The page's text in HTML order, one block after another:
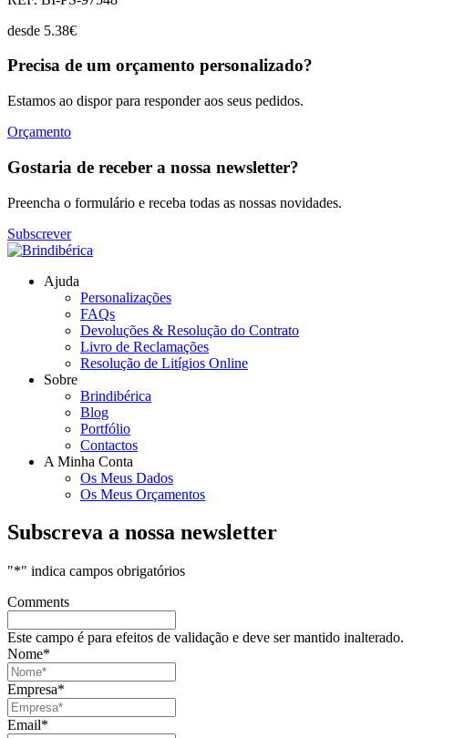
desde 5.38€
Precisa de um orçamento personalizado?
Estamos ao dispor para responder aos seus pedidos.
Orçamento
Gostaria de receber a nossa newsletter?
Preencha o formulário e receba todas as nossas novidades.
Subscrever
Ajuda
Personalizações
FAQs
Devoluções & Resolução do Contrato
Livro de Reclamações
Resolução de Litígios Online
Sobre
Brindibérica
Blog
Portfólio
Contactos
A Minha Conta
Os Meus Dados
Os Meus Orçamentos
Subscreva a nossa newsletter
"*" indica campos obrigatórios
Comments
Este campo é para efeitos de validação e deve ser mantido inalterado.
Nome*
Empresa*
Email*